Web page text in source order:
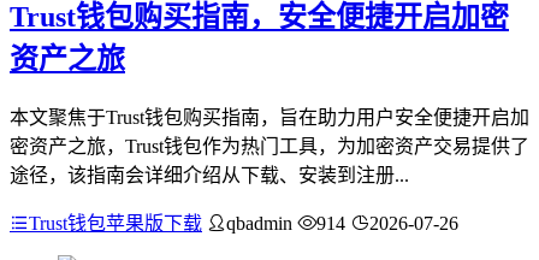
Trust钱包购买指南，安全便捷开启加密
资产之旅
本文聚焦于Trust钱包购买指南，旨在助力用户安全便捷开启加
密资产之旅，Trust钱包作为热门工具，为加密资产交易提供了
途径，该指南会详细介绍从下载、安装到注册...
Trust钱包苹果版下载 qbadmin 914 2026-07-26